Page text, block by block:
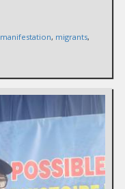
manifestation, migrants,